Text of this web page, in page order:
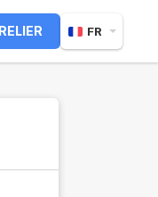
RELIER FR